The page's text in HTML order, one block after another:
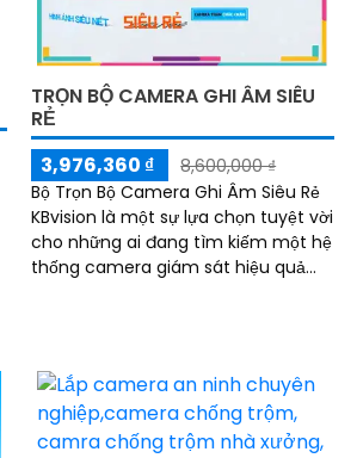
TRỌN BỘ CAMERA GHI ÂM SIÊU
RẺ
3,976,360 ₫
8,600,000 ₫
Bộ Trọn Bộ Camera Ghi Âm Siêu Rẻ
KBvision là một sự lựa chọn tuyệt vời
cho những ai đang tìm kiếm một hệ
thống camera giám sát hiệu quả